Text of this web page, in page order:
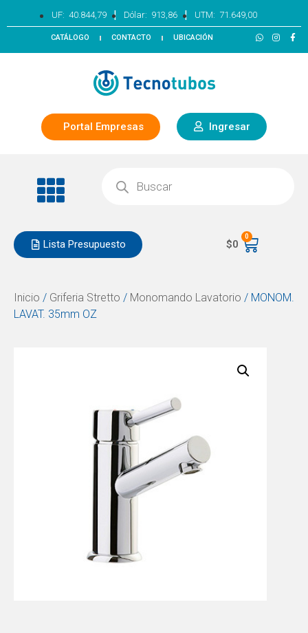
UF: 40.844,79 | Dólar: 913,86 | UTM: 71.649,00
CATÁLOGO CONTACTO UBICACIÓN
Portal Empresas Ingresar
Lista Presupuesto $0
0
Inicio / Griferia Stretto / Monomando Lavatorio / MONOM.
LAVAT. 35mm OZ